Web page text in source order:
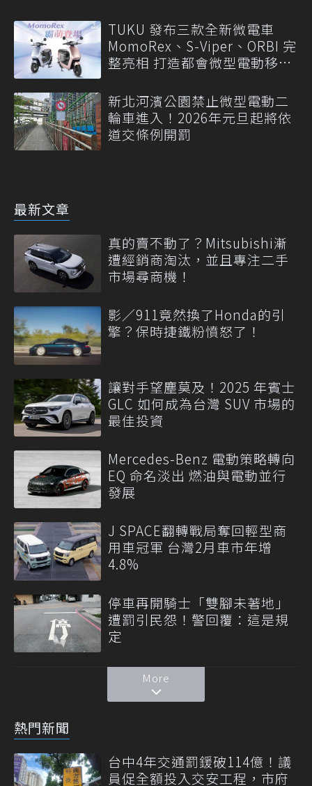
TUKU 發布三款全新微電車
MomoRex、S-Viper、ORBI 完
整亮相 打造都會微型電動移動
新北河濱公園禁止微型電動二
輪車進入！2026年元旦起將依
道交條例開罰
最新文章
真的賣不動了？Mitsubishi漸
遭經銷商淘汰，並且專注二手
市場尋商機！
影／911竟然換了Honda的引
擎？保時捷鐵粉憤怒了！
讓對手望塵莫及！2025 年賓士
GLC 如何成為台灣 SUV 市場的
最佳投資
Mercedes-Benz 電動策略轉向
EQ 命名淡出 燃油與電動並行
發展
J SPACE翻轉戰局奪回輕型商
用車冠軍 台灣2月車市年增
4.8%
停車再開騎士「雙腳未著地」
遭罰引民怨！警回覆：這是規
定
More
熱門新聞
台中4年交通罰鍰破114億！議
員促全額投入交安工程，市府